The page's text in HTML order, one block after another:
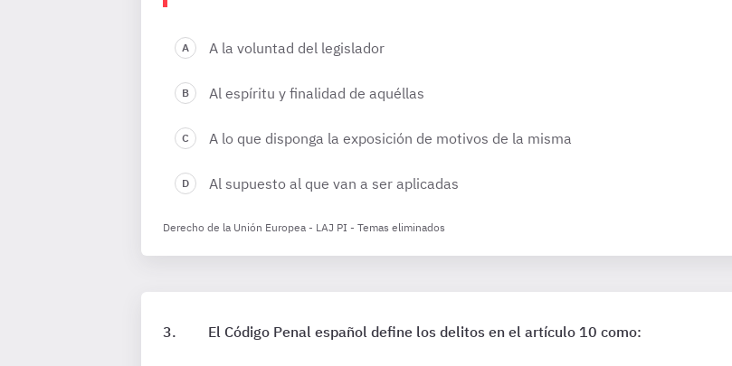
A la voluntad del legislador
Al espíritu y finalidad de aquéllas
A lo que disponga la exposición de motivos de la misma
Al supuesto al que van a ser aplicadas
Derecho de la Unión Europea - LAJ PI - Temas eliminados
El Código Penal español define los delitos en el artículo 10 como: